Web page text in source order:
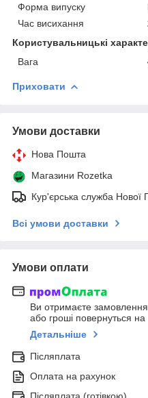
Форма випуску
Час висихання
Користувальницькі
Вага
Приховати
Умови доставки
Нова Пошта
Магазини Rozetka
Кур'єрська служба Нової
Всі умови доставки
Умови оплати
Ви отримаєте замовлення
або гроші повернуться на
Детальніше
Післяплата
Оплата на рахунок